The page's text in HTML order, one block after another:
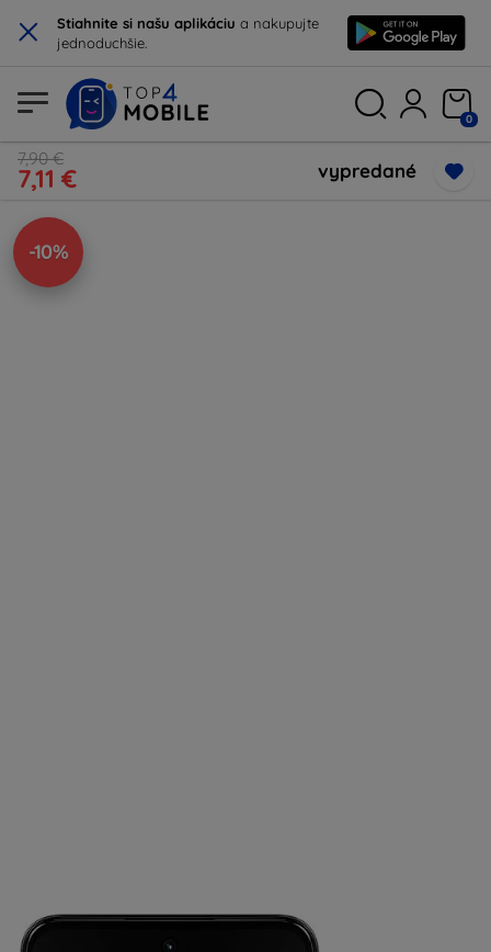
× Stiahnite si našu aplikáciu a nakupujte
jednoduchšie.
0
7,90 €
7,11 € vypredané
-10%